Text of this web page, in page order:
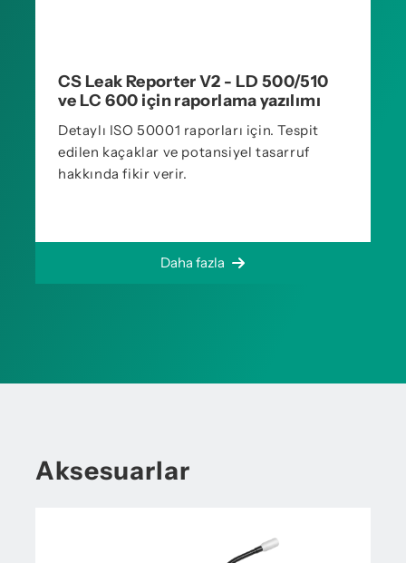
CS Leak Reporter V2 - LD 500/510
ve LC 600 için raporlama yazılımı
Detaylı ISO 50001 raporları için. Tespit
edilen kaçaklar ve potansiyel tasarruf
hakkında fikir verir.
Daha fazla
Aksesuarlar